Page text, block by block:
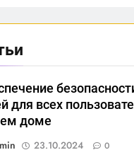
для всех
доме
23.10.2024 0